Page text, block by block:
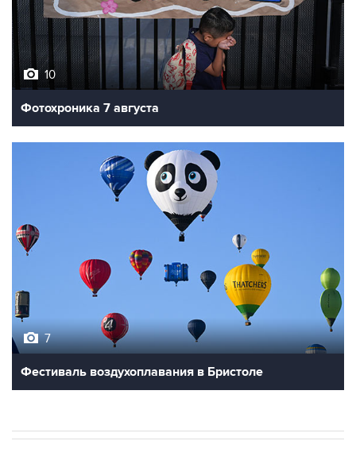
10
Фотохроника 7 августа
7
Фестиваль воздухоплавания в Бристоле